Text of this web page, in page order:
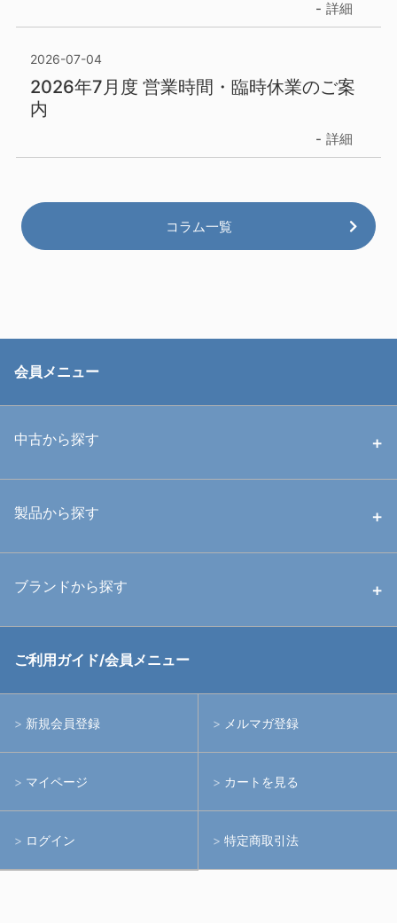
詳細
2026-07-04
2026年7月度 営業時間・臨時休業のご案
内
詳細
コラム一覧
会員メニュー
中古から探す
中古ハウジング
中古アームシステム
製品から探す
ハウジング
水中用品
ブランドから探す
RGBlue
イノン
フィッシュアイ
ご利用ガイド/会員メニュー
新規会員登録 メルマガ登録
マイページ カートを見る
ログイン 特定商取引法